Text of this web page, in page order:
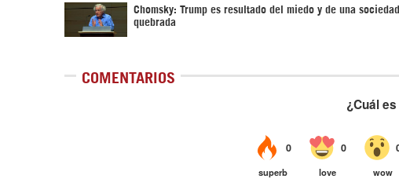
Chomsky: Trump es resultado del miedo y de una sociedad
quebrada
COMENTARIOS